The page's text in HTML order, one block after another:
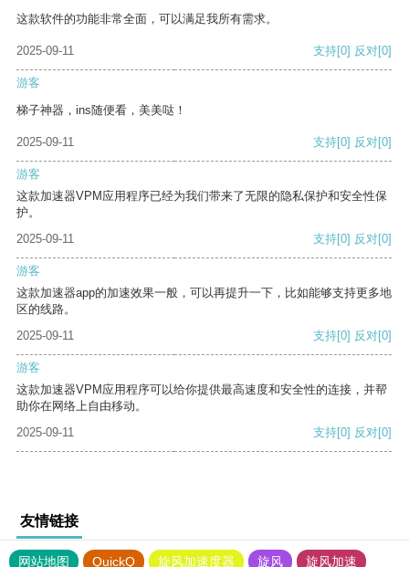
这款软件的功能非常全面，可以满足我所有需求。
2025-09-11 支持[0] 反对[0]
游客
梯子神器，ins随便看，美美哒！
2025-09-11 支持[0] 反对[0]
游客
这款加速器VPM应用程序已经为我们带来了无限的隐私保护和安全性保
护。
2025-09-11
支持[0] 反对[0]
游客
这款加速器app的加速效果一般，可以再提升一下，比如能够支持更多地
区的线路。
2025-09-11
支持[0] 反对[0]
游客
这款加速器VPM应用程序可以给你提供最高速度和安全性的连接，并帮
助你在网络上自由移动。
2025-09-11
支持[0] 反对[0]
友情链接
网站地图 QuickQ 旋风加速度器 旋风 旋风加速